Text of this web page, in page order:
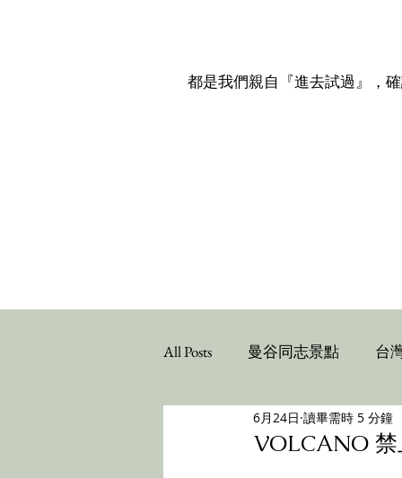
都是我們親自『進去試過』，
All Posts 曼谷同志景點 台
VOLCANO 禁
6月24日 讀畢需時 5 分鐘